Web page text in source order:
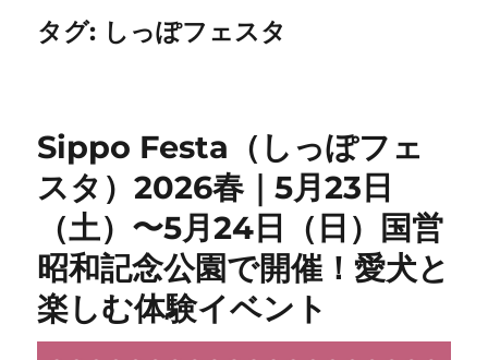
タグ: しっぽフェスタ
Sippo Festa（しっぽフェ
スタ）2026春｜5月23日
（土）〜5月24日（日）国営
昭和記念公園で開催！愛犬と
楽しむ体験イベント